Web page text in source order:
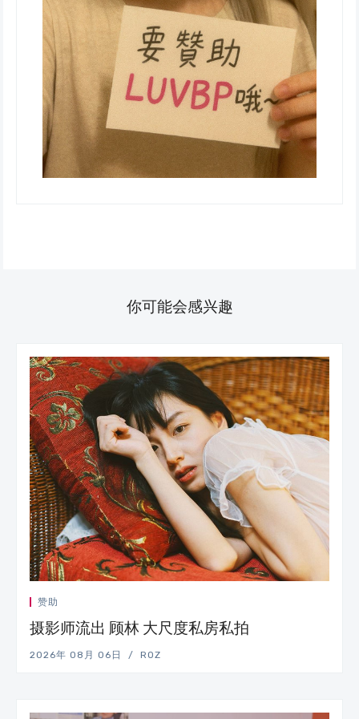
你可能会感兴趣
赞助
摄影师流出 顾林 大尺度私房私拍
2026年 08月 06日 ROZ